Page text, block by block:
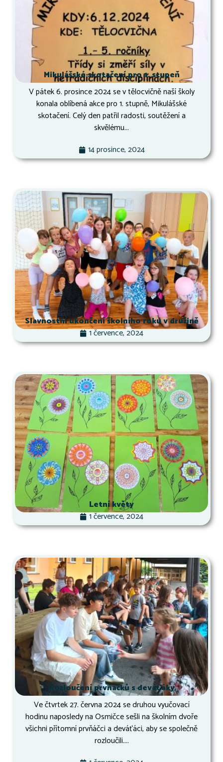
Mikulášské skotačení pro 1. stupeň
V pátek 6. prosince 2024 se v tělocvičně naší školy
konala oblíbená akce pro 1. stupně, Mikulášské
skotačení. Celý den patřil radosti, soutěžení a
skvělému...
14 prosince, 2024
Slavnostní ukončení školního roku v družině
1 července, 2024
Letní květy
1 července, 2024
Rozloučení prvňáčků s deváťáky
Ve čtvrtek 27. června 2024 se druhou vyučovací
hodinu naposledy na Osmičce sešli na školním dvoře
všichni přítomní prvňáčci a deváťáci, aby se společně
rozloučili....